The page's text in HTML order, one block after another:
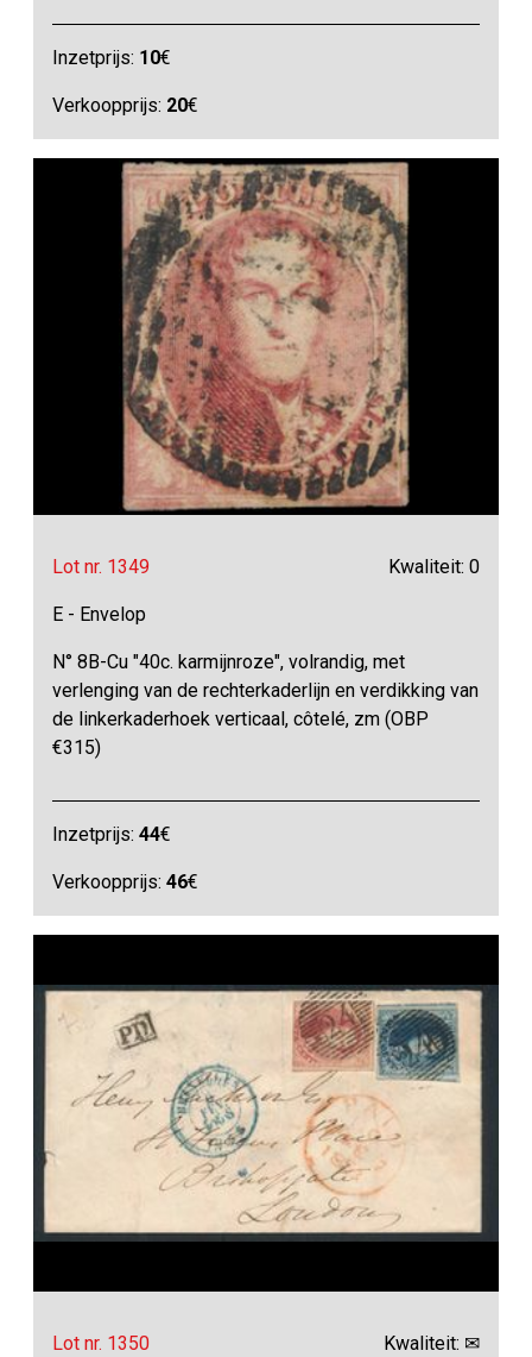
Inzetprijs: 10€
Verkoopprijs: 20€
Lot nr. 1349 Kwaliteit: 0
E - Envelop
N° 8B-Cu "40c. karmijnroze", volrandig, met
verlenging van de rechterkaderlijn en verdikking van
de linkerkaderhoek verticaal, côtelé, zm (OBP
€315)
Inzetprijs:44€
Verkoopprijs:46€
Lot nr. 1350 Kwaliteit: ✉